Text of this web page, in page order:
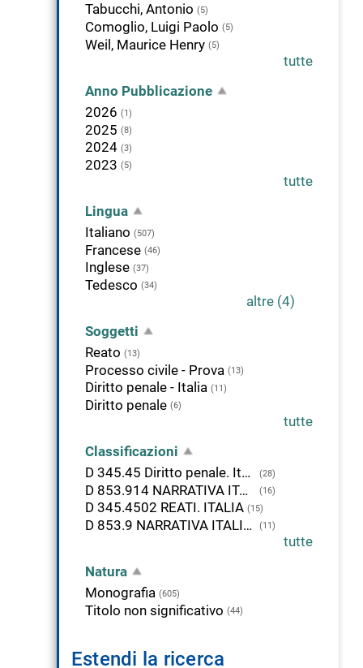
Tabucchi, Antonio (5)
Comoglio, Luigi Paolo (5)
Weil, Maurice Henry (5)
tutte
Anno Pubblicazione
2026 (1)
2025 (8)
2024 (3)
2023 (5)
tutte
Lingua
Italiano (507)
Francese (46)
Inglese (37)
Tedesco (34)
altre (4)
Soggetti
Reato (13)
Processo civile - Prova (13)
Diritto penale - Italia (11)
Diritto penale (6)
tutte
Classificazioni
D 345.45 Diritto penale. Italia
(28)
D 853.914 NARRATIVA ITALIANA. 1945- (16)
D 345.4502 REATI. ITALIA (15)
D 853.9 NARRATIVA ITALIANA, 1900- (11)
tutte
Natura
Monografia (605)
Titolo non significativo (44)
Estendi la ricerca